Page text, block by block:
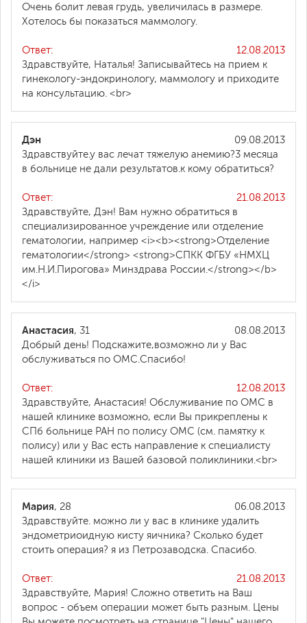
Очень болит левая грудь, увеличилась в размере.
Хотелось бы показаться маммологу.
12.08.2013
Ответ:
Здравствуйте, Наталья! Записывайтесь на прием к
гинекологу-эндокринологу, маммологу и приходите
на консультацию. <br>
09.08.2013
Дэн
Здравствуйте.у вас лечат тяжелую анемию?3 месяца
в больнице не дали результатов.к кому обратиться?
21.08.2013
Ответ:
Здравствуйте, Дэн! Вам нужно обратиться в
специализированное учреждение или отделение
гематологии, например <i><b><strong>Отделение
гематологии</strong> <strong>СПКК ФГБУ «НМХЦ
им.Н.И.Пирогова» Минздрава России.</strong></b>
</i>
08.08.2013
Анастасия, 31
Добрый день! Подскажите,возможно ли у Вас
обслуживаться по ОМС.Спасибо!
12.08.2013
Ответ:
Здравствуйте, Анастасия! Обслуживание по ОМС в
нашей клинике возможно, если Вы прикреплены к
СПб больнице РАН по полису ОМС (см. памятку к
полису) или у Вас есть направление к специалисту
нашей клиники из Вашей базовой поликлиники.<br>
06.08.2013
Мария, 28
Здравствуйте. можно ли у вас в клинике удалить
эндометриоидную кисту яичника? Сколько будет
стоить операция? я из Петрозаводска. Спасибо.
21.08.2013
Ответ:
Здравствуйте, Мария! Сложно ответить на Ваш
вопрос - объем операции может быть разным. Цены